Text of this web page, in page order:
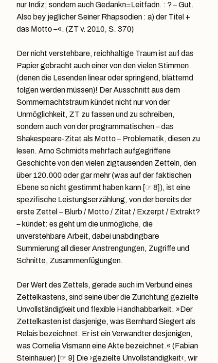
nur Indiz; sondern auch Gedankn=Leitfadn. : ? – Gut.
Also bey jeglicher Seiner Rhapsodien : a) der Titel +
das Motto –«. (ZT v. 2010, S. 370)
Der nicht verstehbare, reichhaltige Traum ist auf das
Papier gebracht auch einer von den vielen Stimmen
(denen die Lesenden linear oder springend, blätternd
folgen werden müssen)! Der Ausschnitt aus dem
Sommernachtstraum kündet nicht nur von der
Unmöglichkeit, ZT zu fassen und zu schreiben,
sondern auch von der programmatischen – das
Shakespeare-Zitat als Motto – Problematik, diesen zu
lesen. Arno Schmidts mehrfach aufgegriffene
Geschichte von den vielen zigtausenden Zetteln, den
über 120.000 oder gar mehr (was auf der faktischen
Ebene so nicht gestimmt haben kann [☞ 8]), ist eine
spezifische Leistungserzählung, von der bereits der
erste Zettel – Blurb / Motto / Zitat / Exzerpt / Extrakt?
– kündet: es geht um die unmögliche, die
unverstehbare Arbeit, dabei unabdingbare
Summierung all dieser Anstrengungen, Zugriffe und
Schnitte, Zusammenfügungen.
Der Wert des Zettels, gerade auch im Verbund eines
Zettelkastens, sind seine über die Zurichtung gezielte
Unvollständigkeit und flexible Handhabbarkeit. »Der
Zettelkasten ist dasjenige, was Bernhard Siegert als
Relais bezeichnet. Er ist ein Verwandter desjenigen,
was Cornelia Vismann eine Akte bezeichnet.« (Fabian
Steinhauer) [☞ 9] Die ›gezielte Unvollständigkeit‹, wir